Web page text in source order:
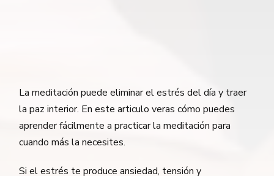
La meditación puede eliminar el estrés del día y traer
la paz interior. En este articulo veras cómo puedes
aprender fácilmente a practicar la meditación para
cuando más la necesites.
Si el estrés te produce ansiedad, tensión y